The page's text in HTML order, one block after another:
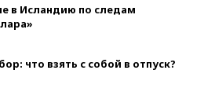
в Исландию по следам
что взять с собой в отпуск?